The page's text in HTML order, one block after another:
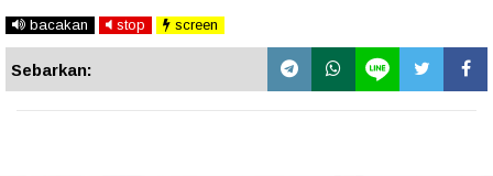
bacakan stop screen
Sebarkan: